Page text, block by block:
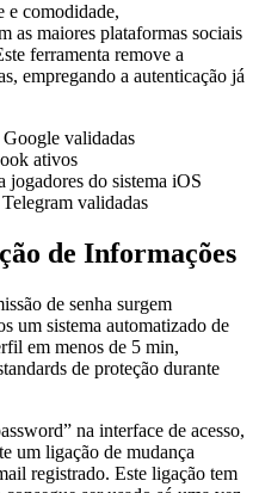
e comodidade,
as maiores plataformas sociais
ferramenta remove a
empregando a autenticação já
validadas
ativos
do sistema iOS
validadas
de Informações
de senha surgem
um sistema automatizado de
em menos de 5 min,
de proteção durante
na interface de acesso,
um ligação de mudança
registrado. Este ligação tem